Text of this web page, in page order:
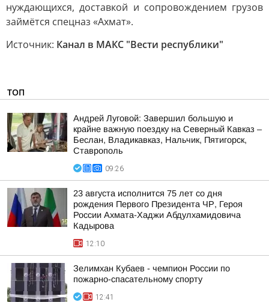
нуждающихся, доставкой и сопровождением грузов
займётся спецназ «Ахмат».
Источник: Канал в МАКС "Вести республики"
ТОП
Андрей Луговой: Завершил большую и
крайне важную поездку на Северный Кавказ –
Беслан, Владикавказ, Нальчик, Пятигорск,
Ставрополь
09:26
23 августа исполнится 75 лет со дня
рождения Первого Президента ЧР, Героя
России Ахмата-Хаджи Абдулхамидовича
Кадырова
12:10
Зелимхан Кубаев - чемпион России по
пожарно-спасательному спорту
12:41